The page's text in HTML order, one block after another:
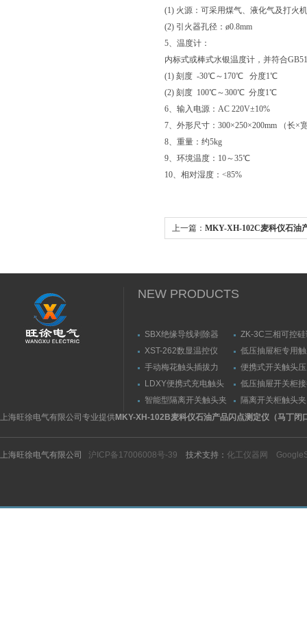
(1) 火源：可采用煤气、液化气及打火
(2) 引火器孔径：ø0.8mm
5、温度计：
内标式或棒式水银温度计，并符合
(1) 刻度 -30℃～170℃ 分度1℃
(2) 刻度 100℃～300℃ 分度1℃
6、输入电源：AC 220V±10%
7、外形尺寸：300×250×200mm （长×
8、重量：约5kg
9、环境温度：10～35℃
10、相对湿度：<85%
上一篇： MKY-XH-102C麦科仪石油
NEW PRODUCTS
SBX绝缘导线剥除器
ZK-3C三相可控
触发器
XST-262数显温控仪
低压抽屉柜专用
力测量仪套装
手动梅花触头插拔力
（推拉力）测量仪
便携式开关触头
（夹紧力）测量仪
LDXY便携式充电触头
（指）夹紧力测量仪
低压抽屉开关柜
触头（夹紧力）
智能型隔离开关触头夹
紧力测试仪
隔离开关柜触头
测试仪/精度传感
上海旺徐电气有限公司专业提供MKY-XH-102B麦科仪石油产品闪点测定仪（马丁闭
上海旺徐电气有限公司 沪ICP备17006008号-39 技术支持： 化工仪器网